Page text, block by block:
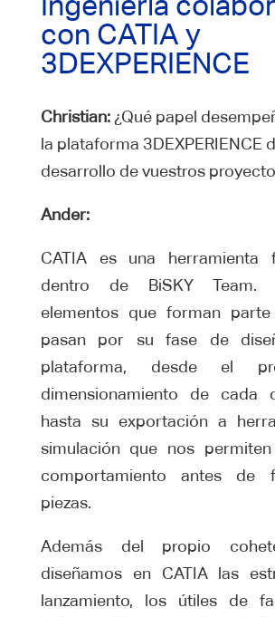
con CATIA y
3DEXPERIENCE
Christian:¿Qué papel
la plataforma 3DEXPERIENCE
desarrollo de vuestros
Ander:
CATIA es una herramienta
dentro de BiSKY Team.
elementos que forman
pasan por su fase de
plataforma, desde el
dimensionamiento de cada
hasta su exportación a
simulación que nos
comportamiento antes de
piezas.
Además del propio
diseñamos en CATIA las
lanzamiento, los útiles de